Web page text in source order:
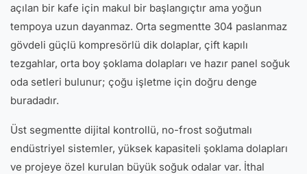
açılan bir kafe için makul bir başlangıçtır ama yoğun
tempoya uzun dayanmaz. Orta segmentte 304 paslanmaz
gövdeli güçlü kompresörlü dik dolaplar, çift kapılı
tezgahlar, orta boy şoklama dolapları ve hazır panel soğuk
oda setleri bulunur; çoğu işletme için doğru denge
buradadır.
Üst segmentte dijital kontrollü, no-frost soğutmalı
endüstriyel sistemler, yüksek kapasiteli şoklama dolapları
ve projeye özel kurulan büyük soğuk odalar var. İthal